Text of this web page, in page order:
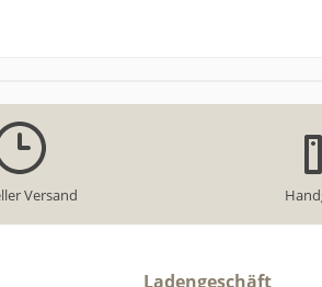
Versand
Ladengeschäft